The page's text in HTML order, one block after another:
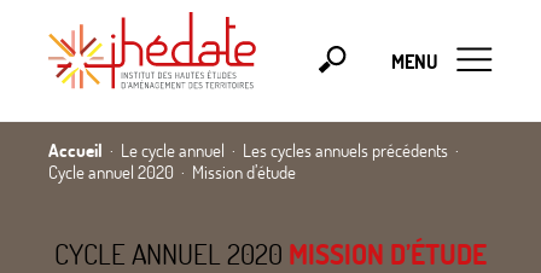
MENU
Accueil Le cycle annuel
Les cycles annuels précédents
Cycle annuel 2020
Mission d’étude
CYCLE ANNUEL 2020 MISSION D’ÉTUDE